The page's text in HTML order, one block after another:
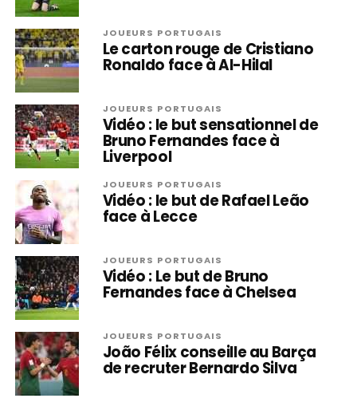
JOUEURS PORTUGAIS
Le carton rouge de Cristiano
Ronaldo face à Al-Hilal
JOUEURS PORTUGAIS
Vidéo : le but sensationnel de
Bruno Fernandes face à
Liverpool
JOUEURS PORTUGAIS
Vidéo : le but de Rafael Leão
face à Lecce
JOUEURS PORTUGAIS
Vidéo : Le but de Bruno
Fernandes face à Chelsea
JOUEURS PORTUGAIS
João Félix conseille au Barça
de recruter Bernardo Silva